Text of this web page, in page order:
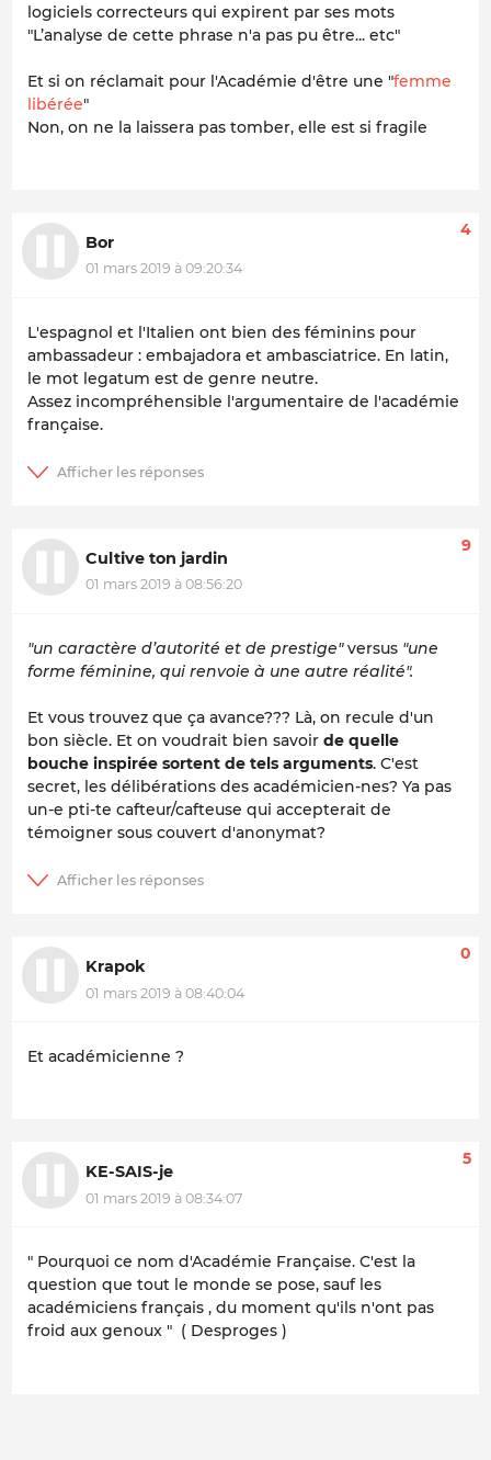
logiciels correcteurs qui expirent par ses mots
"L’analyse de cette phrase n'a pas pu être... etc"
Et si on réclamait pour l'Académie d'être une "femme
libérée"
Non, on ne la laissera pas tomber, elle est si fragile
Bor
01 mars 2019 à 09:20:34
4
L'espagnol et l'Italien ont bien des féminins pour
ambassadeur : embajadora et ambasciatrice. En latin,
le mot legatum est de genre neutre.
Assez incompréhensible l'argumentaire de l'académie
française.
Cultive ton jardin
01 mars 2019 à 08:56:20
9
"un caractère d’autorité et de prestige"versus "une
forme féminine, qui renvoie à une autre réalité".
Et vous trouvez que ça avance??? Là, on recule d'un
bon siècle. Et on voudrait bien savoir de quelle
bouche inspirée sortent de tels arguments. C'est
secret, les délibérations des académicien-nes? Ya pas
un-e pti-te cafteur/cafteuse qui accepterait de
témoigner sous couvert d'anonymat?
Krapok
01 mars 2019 à 08:40:04
0
Et académicienne ?
KE-SAIS-je
01 mars 2019 à 08:34:07
5
" Pourquoi ce nom d'Académie Française. C'est la
question que tout le monde se pose, sauf les
académiciens français , du moment qu'ils n'ont pas
froid aux genoux " ( Desproges )